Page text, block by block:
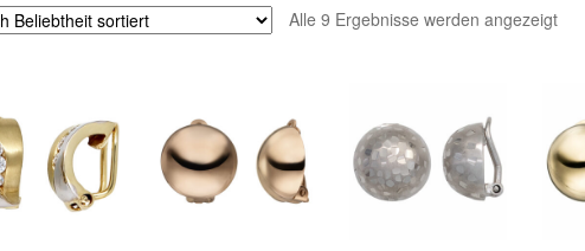
Schmuck online kaufen 2018 Im Gedenken anImpressum
KasseLiefer- und Versandkosten
und Festliches zu Halloween
Alle 9 Ergebnisse werden angezeigtNach